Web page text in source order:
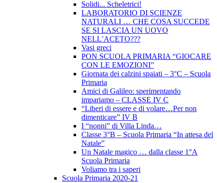
Solidi... Scheletrici!
LABORATORIO DI SCIENZE
NATURALI … CHE COSA SUCCEDE
SE SI LASCIA UN UOVO
NELL’ACETO???
Vasi greci
PON SCUOLA PRIMARIA “GIOCARE
CON LE EMOZIONI”
Giornata dei calzini spaiati – 3°C – Scuola
Primaria
Amici di Galileo: sperimentando
impariamo – CLASSE IV C
“Liberi di essere e di volare…Per non
dimenticare” IV B
I “nonni” di Villa Linda…
Classe 3°B – Scuola Primaria “In attesa del
Natale”
Un Natale magico … dalla classe 1°A
Scuola Primaria
Voliamo tra i saperi
Scuola Primaria 2020-21